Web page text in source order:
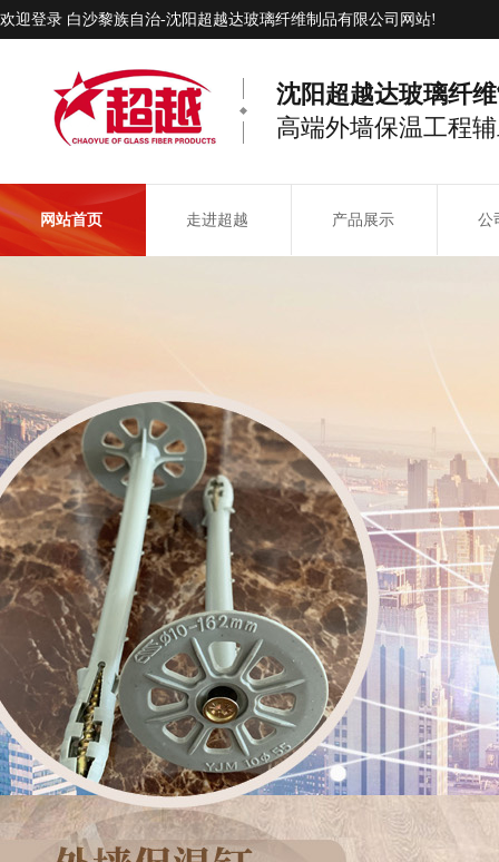
欢迎登录 白沙黎族自治-沈阳超越达玻璃纤维制品有限公司网站!
沈阳超越达玻璃纤
高端外墙保温工程
网站首页 走进超越 产品展示 公